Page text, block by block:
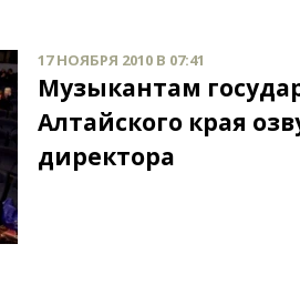
17 НОЯБРЯ 2010 В 07:41
Музыкантам
Алтайского края
директора